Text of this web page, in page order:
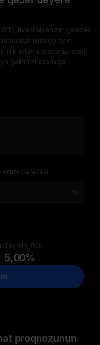
investisiyanızın gələcək
istifadə edin.
illik artım dərəcənizi daxil
gəlirinizi asanlıqla
artım dərəcəsi
%
Təxmini ROI
5,00%
proqnozunun